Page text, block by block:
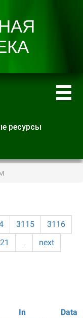
ресурсы
3115
3116
…
next
In
Data